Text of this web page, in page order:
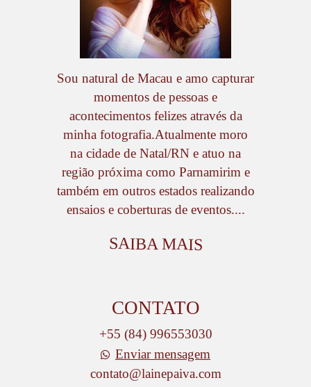
Sou natural de Macau e amo capturar
momentos de pessoas e
acontecimentos felizes através da
minha fotografia.Atualmente moro
na cidade de Natal/RN e atuo na
região próxima como Parnamirim e
também em outros estados realizando
ensaios e coberturas de eventos....
SAIBA MAIS
CONTATO
+55 (84) 996553030
Enviar mensagem
contato@lainepaiva.com